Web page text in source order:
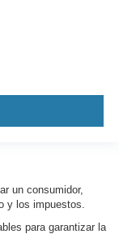
un consumidor,
y los impuestos.
para garantizar la